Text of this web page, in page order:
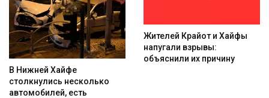
В Нижней Хайфе
столкнулись несколько
автомобилей, есть
Жителей Крайот и Хайфы
напугали взрывы:
объяснили их причину